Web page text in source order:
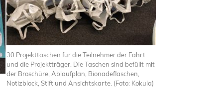
30 Projekttaschen für die Teilnehmer der Fahrt
und die Projektträger. Die Taschen sind befüllt mit
der Broschüre, Ablaufplan, Bionadeflaschen,
Notizblock, Stift und Ansichtskarte. (Foto: Kokula)